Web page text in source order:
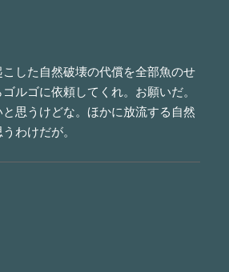
した自然破壊の代償を全部魚のせ
ルゴに依頼してくれ。お願いだ。
思うけどな。ほかに放流する自然
わけだが。